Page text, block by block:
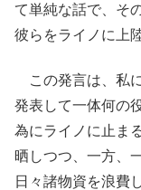
て単純な話で、そ
彼らをライノに上
この発言は、私
発表して一体何の
為にライノに止ま
晒しつつ、一方、
日々諸物資を浪費